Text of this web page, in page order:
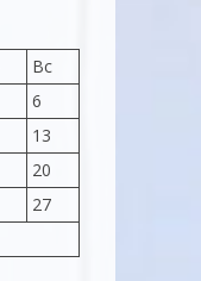
Вс
6
13
20
27